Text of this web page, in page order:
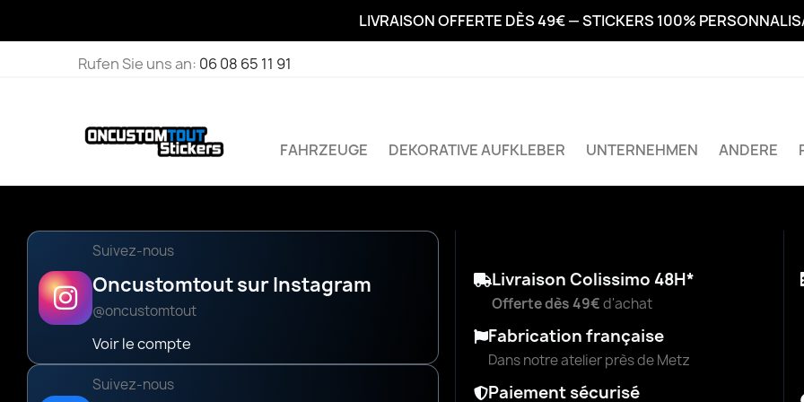
LIVRAISON OFFERTE DÈS 49€ — STICKERS 100%
Rufen Sie uns an: 06 08 65 11 91
FAHRZEUGE DEKORATIVE AUFKLEBER UNTERNEHMEN ANDERE
Suivez-nous
Oncustomtout sur Instagram
@oncustomtout
Voir le compte
Suivez-nous
Livraison Colissimo 48H*
Offerte dès 49€d'achat
Fabrication française
Dans notre atelier près de Metz
Paiement sécurisé